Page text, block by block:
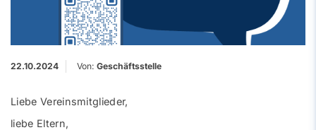
22.10.2024 Von: Geschäftsstelle
Liebe Vereinsmitglieder,
liebe Eltern,